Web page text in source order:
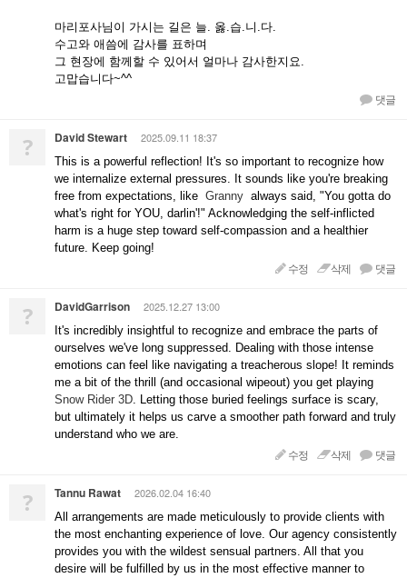
마리포사님이 가시는 길은 늘. 옳.습.니.다.
수고와 애씀에 감사를 표하며
그 현장에 함께할 수 있어서 얼마나 감사한지요.
고맙습니다~^^
댓글
? David Stewart 2025.09.11 18:37
This is a powerful reflection! It's so important to recognize how
we internalize external pressures. It sounds like you're breaking
free from expectations, like Granny always said, "You gotta do
what's right for YOU, darlin'!" Acknowledging the self-inflicted
harm is a huge step toward self-compassion and a healthier
future. Keep going!
수정 삭제 댓글
? DavidGarrison 2025.12.27 13:00
It's incredibly insightful to recognize and embrace the parts of
ourselves we've long suppressed. Dealing with those intense
emotions can feel like navigating a treacherous slope! It reminds
me a bit of the thrill (and occasional wipeout) you get playing
Snow Rider 3D. Letting those buried feelings surface is scary,
but ultimately it helps us carve a smoother path forward and truly
understand who we are.
수정 삭제 댓글
? Tannu Rawat 2026.02.04 16:40
All arrangements are made meticulously to provide clients with
the most enchanting experience of love. Our agency consistently
provides you with the wildest sensual partners. All that you
desire will be fulfilled by us in the most effective manner to